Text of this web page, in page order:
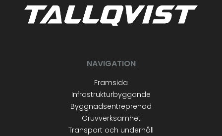
NAVIGATION
Framsida
Infrastrukturbyggande
Byggnadsentreprenad
Gruvverksamhet
Transport och underhåll